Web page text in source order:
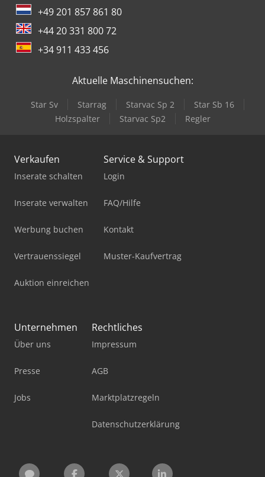
+49 201 857 861 80
+44 20 331 800 72
+34 911 433 456
Aktuelle Maschinensuchen:
Star Sv Starrag Starvac Sp 2
Star Sb 16
Holzspalter
Starvac Sp2 Regler
Verkaufen
Inserate schalten
Inserate verwalten
Werbung buchen
Vertrauenssiegel
Auktion einreichen
Service & Support
Login
FAQ/Hilfe
Kontakt
Muster-Kaufvertrag
Unternehmen
Über uns
Presse
Jobs
Rechtliches
Impressum
AGB
Marktplatzregeln
Datenschutzerklärung